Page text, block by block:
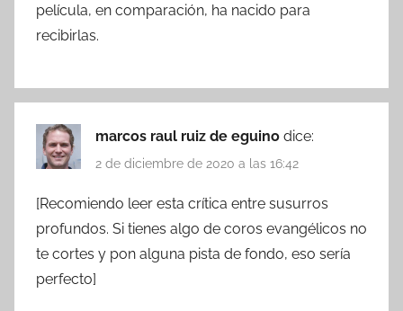
película, en comparación, ha nacido para
recibirlas.
marcos raul ruiz de eguino dice:
2 de diciembre de 2020 a las 16:42
[Recomiendo leer esta crítica entre susurros
profundos. Si tienes algo de coros evangélicos no
te cortes y pon alguna pista de fondo, eso sería
perfecto]